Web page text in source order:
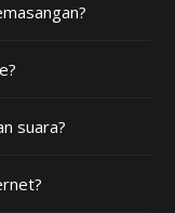
suara?